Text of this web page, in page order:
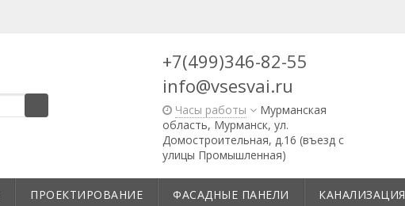
+7(499)346-82-55
info@vsesvai.ru
Часы работы
Мурманская
область, Мурманск, ул.
Домостроительная, д.16 (въезд с
улицы Промышленная)
ПРОЕКТИРОВАНИЕ ФАСАДНЫЕ ПАНЕЛИ КАНАЛИЗАЦИЯ